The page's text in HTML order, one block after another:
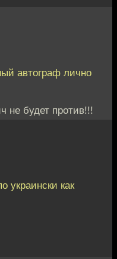
автограф лично
не будет против!!!
украински как